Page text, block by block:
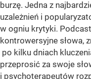
burzę. Jedna z
uzależnień i
w ogniu krytyki.
kontrowersyjne słowa,
po kilku dniach
przeprosić za swoje
i psychoterapeutów